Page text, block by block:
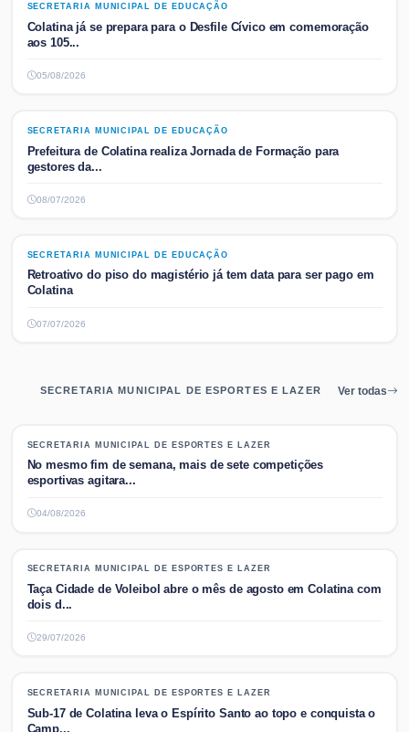
SECRETARIA MUNICIPAL DE EDUCAÇÃO
SECRETARIA MUNICIPAL DE EDUCAÇÃO
Colatina já se prepara para o Desfile Cívico em comemoração
aos 105...
05/08/2026
SECRETARIA MUNICIPAL DE EDUCAÇÃO
SECRETARIA MUNICIPAL DE EDUCAÇÃO
Prefeitura de Colatina realiza Jornada de Formação para
gestores da...
08/07/2026
SECRETARIA MUNICIPAL DE EDUCAÇÃO
SECRETARIA MUNICIPAL DE EDUCAÇÃO
Retroativo do piso do magistério já tem data para ser pago em
Colatina
07/07/2026
SECRETARIA MUNICIPAL DE ESPORTES E LAZER Ver todas
SECRETARIA MUNICIPAL DE ESPORTES E LAZER
SECRETARIA MUNICIPAL DE ESPORTES E LAZER
No mesmo fim de semana, mais de sete competições
esportivas agitara...
04/08/2026
SECRETARIA MUNICIPAL DE ESPORTES E LAZER
SECRETARIA MUNICIPAL DE ESPORTES E LAZER
Taça Cidade de Voleibol abre o mês de agosto em Colatina com
dois d...
29/07/2026
SECRETARIA MUNICIPAL DE ESPORTES E LAZER
SECRETARIA MUNICIPAL DE ESPORTES E LAZER
Sub-17 de Colatina leva o Espírito Santo ao topo e conquista o
Camp...